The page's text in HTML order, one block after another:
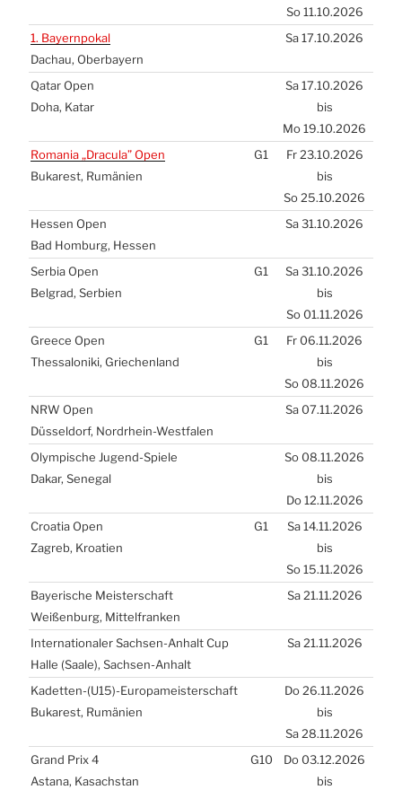
So 11.10.2026
1. Bay­ern­po­kal
Dach­au, Ober­bay­ern
Sa 17.10.2026
Qatar Open
Doha, Katar
Sa 17.10.2026
bis
Mo 19.10.2026
Roma­nia „Dra­cu­la” Open
Buka­rest, Rumä­ni­en
G1
Fr 23.10.2026
bis
So 25.10.2026
Hes­sen Open
Bad Hom­burg, Hes­sen
Sa 31.10.2026
Ser­bia Open
Bel­grad, Ser­bi­en
G1
Sa 31.10.2026
bis
So 01.11.2026
Greece Open
Thes­sa­lo­ni­ki, Grie­chen­land
G1
Fr 06.11.2026
bis
So 08.11.2026
NRW Open
Düs­sel­dorf, Nord­rhein-West­fa­len
Sa 07.11.2026
Olym­pi­sche Jugend-Spie­le
Dakar, Sene­gal
So 08.11.2026
bis
Do 12.11.2026
Croa­tia Open
Zagreb, Kroa­ti­en
G1
Sa 14.11.2026
bis
So 15.11.2026
Baye­ri­sche Meis­ter­schaft
Wei­ßen­burg, Mit­tel­fran­ken
Sa 21.11.2026
Inter­na­tio­na­ler Sach­sen-Anhalt Cup
Hal­le (Saa­le), Sach­sen-Anhalt
Sa 21.11.2026
Kadetten-(U15)-Europameisterschaft
Buka­rest, Rumä­ni­en
Do 26.11.2026
bis
Sa 28.11.2026
Grand Prix 4
Asta­na, Kasach­stan
G10
Do 03.12.2026
bis